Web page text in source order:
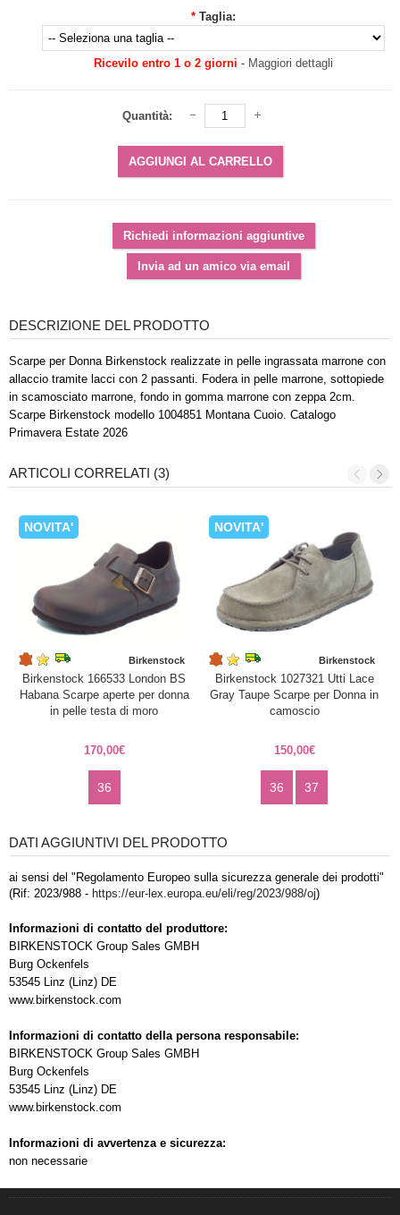
* Taglia:
Ricevilo entro 1 o 2 giorni - Maggiori dettagli
Quantità:
DESCRIZIONE DEL PRODOTTO
Scarpe per Donna Birkenstock realizzate in pelle ingrassata marrone con
allaccio tramite lacci con 2 passanti. Fodera in pelle marrone, sottopiede
in scamosciato marrone, fondo in gomma marrone con zeppa 2cm.
Scarpe Birkenstock modello 1004851 Montana Cuoio. Catalogo
Primavera Estate 2026
ARTICOLI CORRELATI (3)
NOVITA'
Birkenstock
Birkenstock 166533 London BS
Habana Scarpe aperte per donna
in pelle testa di moro
170,00€
36
NOVITA'
Birkenstock
Birkenstock 1027321 Utti Lace
Gray Taupe Scarpe per Donna in
camoscio
150,00€
36 37
DATI AGGIUNTIVI DEL PRODOTTO
ai sensi del "Regolamento Europeo sulla sicurezza generale dei prodotti"
(Rif: 2023/988 - https://eur-lex.europa.eu/eli/reg/2023/988/oj)
Informazioni di contatto del produttore:
BIRKENSTOCK Group Sales GMBH
Burg Ockenfels
53545 Linz (Linz) DE
www.birkenstock.com
Informazioni di contatto della persona responsabile:
BIRKENSTOCK Group Sales GMBH
Burg Ockenfels
53545 Linz (Linz) DE
www.birkenstock.com
Informazioni di avvertenza e sicurezza:
non necessarie